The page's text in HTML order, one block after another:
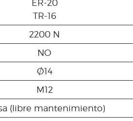
ER-20
TR-16
2200 N
NO
Ø14
M12
(libre mantenimiento)